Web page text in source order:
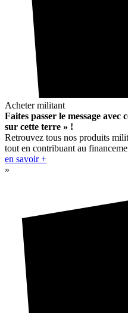
Acheter militant
Faites passer le message
sur cette terre » !
Retrouvez tous nos produits
tout en contribuant au
en savoir +
»